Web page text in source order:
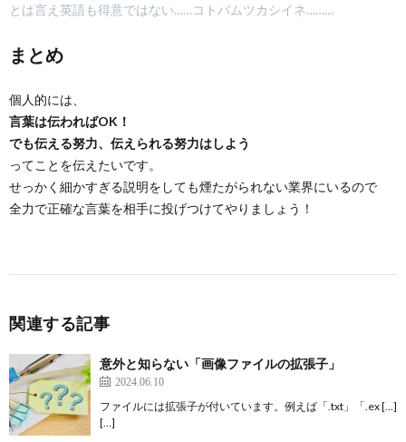
とは言え英語も得意ではない……コトバムツカシイネ………
まとめ
個人的には、
言葉は伝わればOK！
でも伝える努力、伝えられる努力はしよう
ってことを伝えたいです。
せっかく細かすぎる説明をしても煙たがられない業界にいるので
全力で正確な言葉を相手に投げつけてやりましょう！
関連する記事
意外と知らない「画像ファイルの拡張子」
2024.06.10
ファイルには拡張子が付いています。例えば「.txt」「.ex […]
[…]